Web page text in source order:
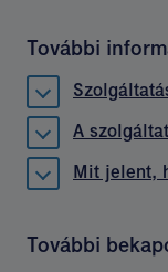
További
A
Mit jelent,
További